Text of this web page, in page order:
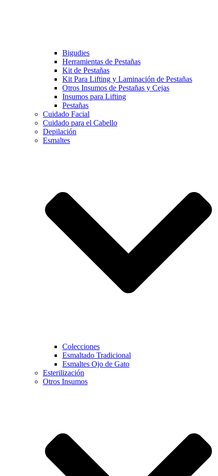
Bigudies
Herramientas de Pestañas
Kit de Pestañas
Kit Para Lifting y Laminación de Pestañas
Otros Insumos de Pestañas y Cejas
Insumos para Lifting
Pestañas
Cuidado Facial
Cuidado para el Cabello
Depilación
Esmaltes
Colecciones
Esmaltado Tradicional
Esmaltes Ojo de Gato
Esterilización
Otros Insumos